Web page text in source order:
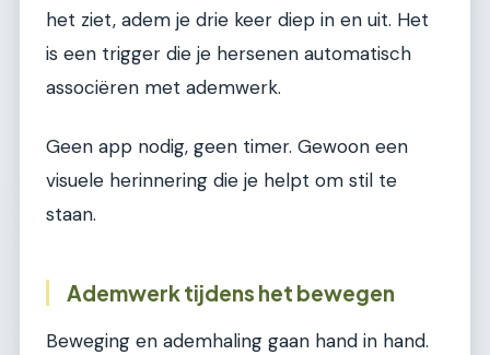
het ziet, adem je drie keer diep in en uit. Het
is een trigger die je hersenen automatisch
associëren met ademwerk.
Geen app nodig, geen timer. Gewoon een
visuele herinnering die je helpt om stil te
staan.
Ademwerk tijdens het bewegen
Beweging en ademhaling gaan hand in hand.